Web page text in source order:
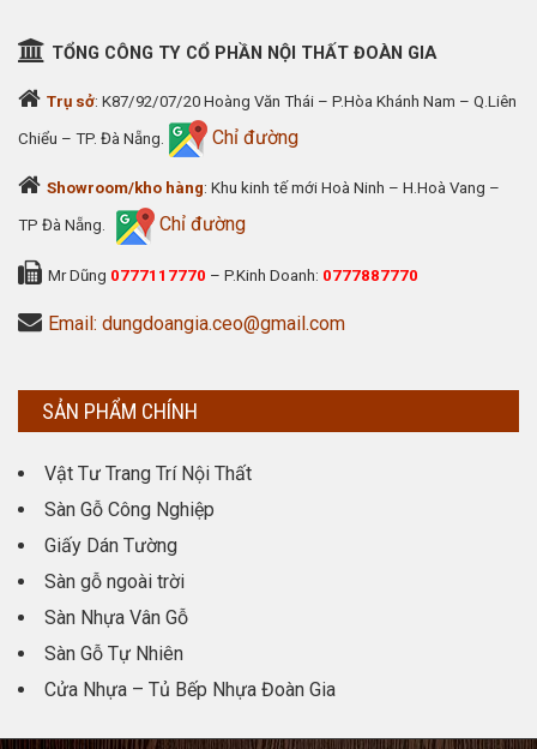
TỔNG CÔNG TY CỔ PHẦN NỘI THẤT ĐOÀN GIA
Trụ sở: K87/92/07/20 Hoàng Văn Thái – P.Hòa Khánh Nam – Q.Liên
Chiểu – TP. Đà Nẵng. Chỉ đường
Showroom/kho hàng: Khu kinh tế mới Hoà Ninh – H.Hoà Vang –
TP Đà Nẵng. Chỉ đường
Mr Dũng 0777117770 – P.Kinh Doanh: 0777887770
Email: dungdoangia.ceo@gmail.com
SẢN PHẨM CHÍNH
Vật Tư Trang Trí Nội Thất
Sàn Gỗ Công Nghiệp
Giấy Dán Tường
Sàn gỗ ngoài trời
Sàn Nhựa Vân Gỗ
Sàn Gỗ Tự Nhiên
Cửa Nhựa – Tủ Bếp Nhựa Đoàn Gia